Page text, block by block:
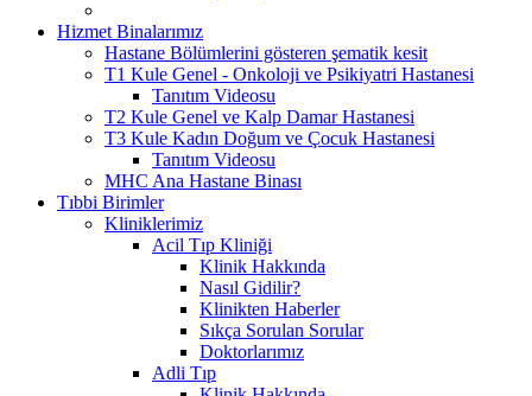
Hizmet Binalarımız
Hastane Bölümlerini gösteren şematik kesit
T1 Kule Genel - Onkoloji ve Psikiyatri Hastanesi
Tanıtım Videosu
T2 Kule Genel ve Kalp Damar Hastanesi
T3 Kule Kadın Doğum ve Çocuk Hastanesi
Tanıtım Videosu
MHC Ana Hastane Binası
Tıbbi Birimler
Kliniklerimiz
Acil Tıp Kliniği
Klinik Hakkında
Nasıl Gidilir?
Klinikten Haberler
Sıkça Sorulan Sorular
Doktorlarımız
Adli Tıp